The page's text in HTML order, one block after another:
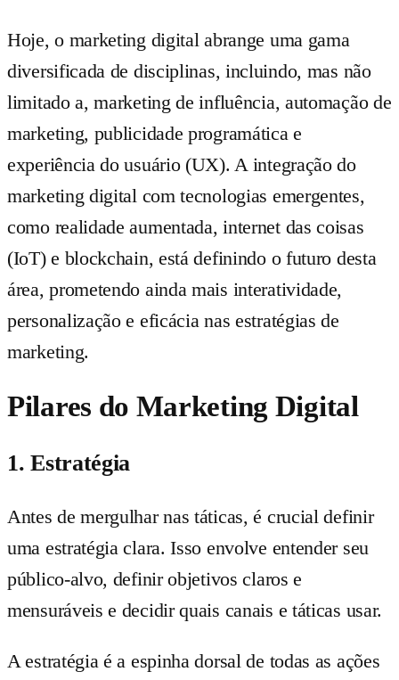
Hoje, o marketing digital abrange uma gama
diversificada de disciplinas, incluindo, mas não
limitado a, marketing de influência, automação de
marketing, publicidade programática e
experiência do usuário (UX). A integração do
marketing digital com tecnologias emergentes,
como realidade aumentada, internet das coisas
(IoT) e blockchain, está definindo o futuro desta
área, prometendo ainda mais interatividade,
personalização e eficácia nas estratégias de
marketing.
Pilares do Marketing Digital
1. Estratégia
Antes de mergulhar nas táticas, é crucial definir
uma estratégia clara. Isso envolve entender seu
público-alvo, definir objetivos claros e
mensuráveis e decidir quais canais e táticas usar.
A estratégia é a espinha dorsal de todas as ações